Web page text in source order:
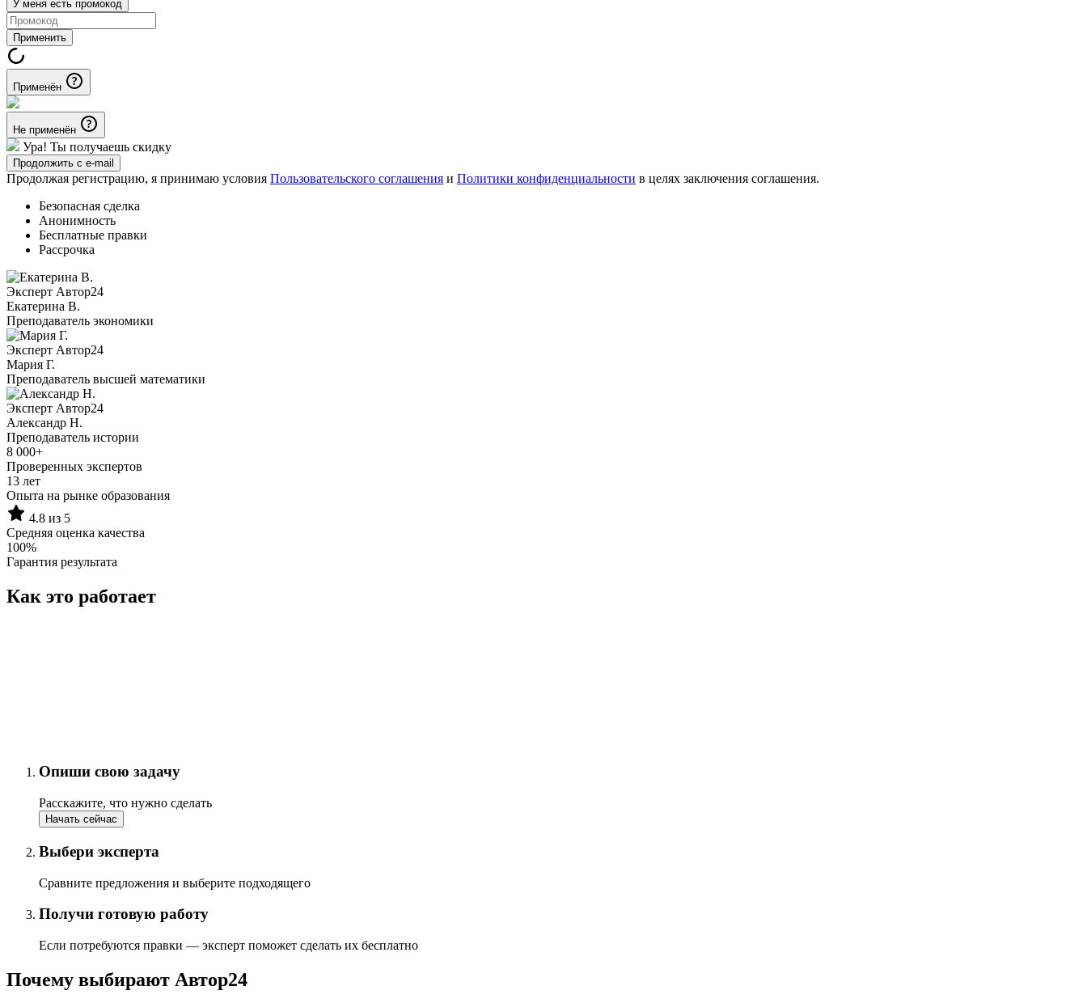
У меня есть промокод
Применить
Применён
Не применён
Ура! Ты получаешь скидку
Продолжить с e-mail
Продолжая регистрацию, я принимаю условия Пользовательского соглашения и Политики конфиденциальности в целях заключения соглашения.
Безопасная сделка
Анонимность
Бесплатные правки
Рассрочка
Эксперт Автор24
Екатерина B.
Преподаватель экономики
Эксперт Автор24
Мария Г.
Преподаватель высшей математики
Эксперт Автор24
Александр Н.
Преподаватель истории
8 000+
Проверенных экспертов
13 лет
Опыта на рынке образования
4.8 из 5
Средняя оценка качества
100%
Гарантия результата
Как это работает
Опиши свою задачу
Расскажите, что нужно сделать
Начать сейчас
Выбери эксперта
Сравните предложения и выберите подходящего
Получи готовую работу
Если потребуются правки — эксперт поможет сделать их бесплатно
Почему выбирают Автор24